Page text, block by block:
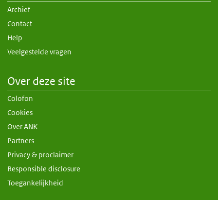
Archief
Contact
Help
Veelgestelde vragen
Over deze site
Colofon
Cookies
Over ANK
Partners
Privacy & proclaimer
Responsible disclosure
Toegankelijkheid